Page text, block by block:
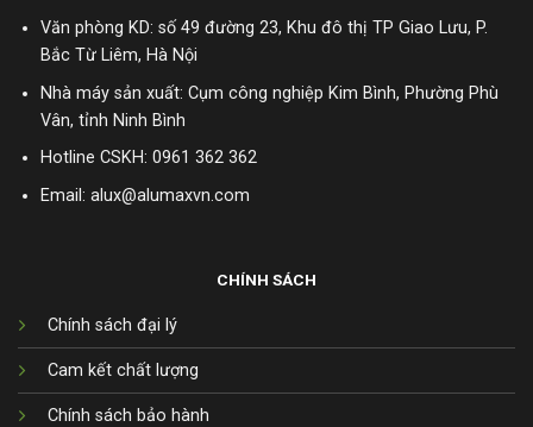
Văn phòng KD: số 49 đường 23, Khu đô thị TP Giao Lưu, P.
Bắc Từ Liêm, Hà Nội
Nhà máy sản xuất: Cụm công nghiệp Kim Bình, Phường Phù
Vân, tỉnh Ninh Bình
Hotline CSKH: 0961 362 362
Email: alux@alumaxvn.com
CHÍNH SÁCH
Chính sách đại lý
Cam kết chất lượng
Chính sách bảo hành